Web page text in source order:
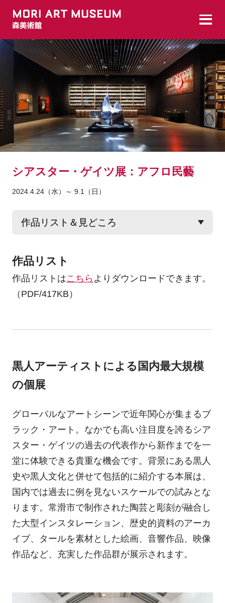
シアスター・ゲイツ展：アフロ民藝
2024.4.24（水）～ 9.1（日）
作品リスト
作品リストはこちら よりダウンロードできます。
（PDF/417KB）
黒人アーティストによる国内最大規模
の個展
グローバルなアートシーンで近年関心が集まるブ
ラック・アート。なかでも高い注目度を誇るシア
スター・ゲイツの過去の代表作から新作までを一
堂に体験できる貴重な機会です。背景にある黒人
史や黒人文化と併せて包括的に紹介する本展は、
国内では過去に例を見ないスケールでの試みとな
ります。常滑市で制作された陶芸と彫刻が融合し
た大型インスタレーション、歴史的資料のアーカ
イブ、タールを素材とした絵画、音響作品、映像
作品など、充実した作品群が展示されます。